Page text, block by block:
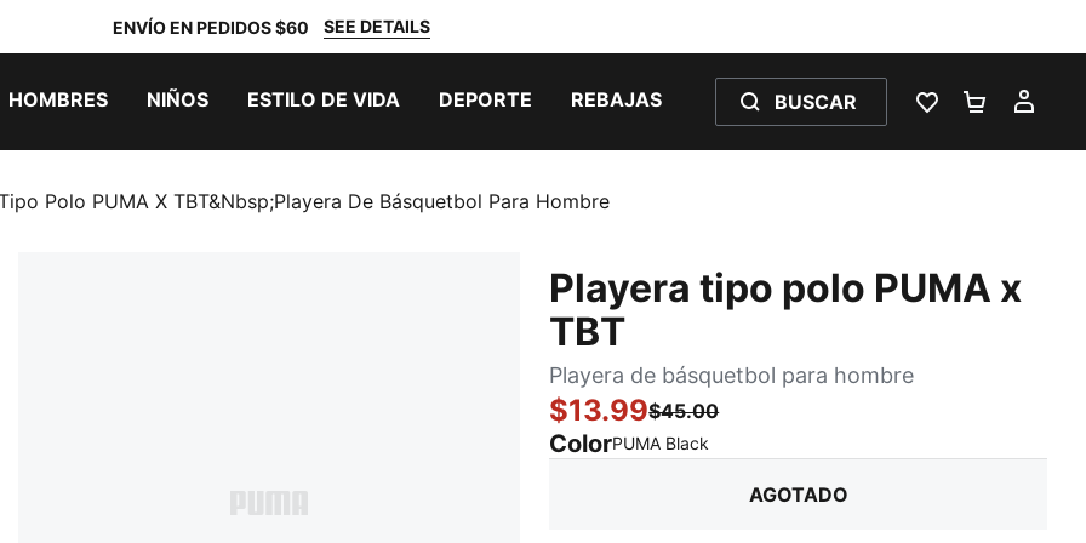
ENVÍO EN PEDIDOS $60 SEE DETAILS
HOMBRES NIÑOS ESTILO DE VIDA DEPORTE REBAJAS BUSCAR
LISTA DE
Polo PUMA X TBT&nbsp;Playera De Básquetbol Para Hombre
Playera tipo polo PUMA x
TBT
Playera de básquetbol para hombre
$13.99$45.00
ColorPUMA Black
AGOTADO